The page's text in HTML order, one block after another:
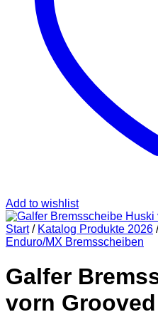
Add to wishlist
Start / Katalog Produkte 2026 /
Enduro/MX Bremsscheiben
Galfer
vorn